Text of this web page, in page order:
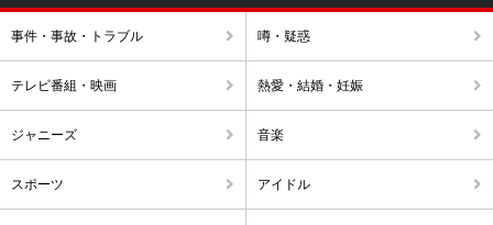
事件・事故・トラブル 噂・疑惑
テレビ番組・映画 熱愛・結婚・妊娠
ジャニーズ 音楽
スポーツ アイドル